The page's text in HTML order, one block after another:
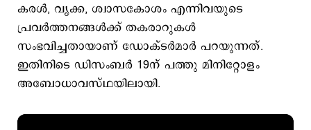
കരള്‍, വൃക്ക, ശ്വാസകോശം എന്നിവയുടെ
പ്രവര്‍ത്തനങ്ങള്‍ക്ക് തകരാറുകള്‍
സംഭവിച്ചതായാണ് ഡോക്ടര്‍മാര്‍ പറയുന്നത്.
ഇതിനിടെ ഡിസംബർ 19ന് പത്തു മിനിറ്റോളം
അബോധാവസ്ഥയിലായി.